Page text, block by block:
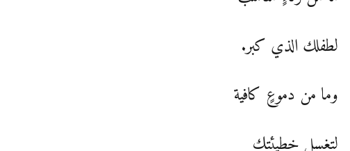
لطفلك الذي كبر.
وما من دموعٍ كافية
لتغسل خطيئتك